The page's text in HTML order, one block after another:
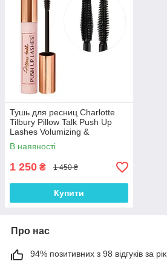
Тушь для ресниц Charlotte
Tilbury Pillow Talk Push Up
Lashes Volumizing &
Lengthening Mascara
В наявності
1 250 ₴ 1 450 ₴
Купити
Про нас
94% позитивних з 98 відгуків за рік